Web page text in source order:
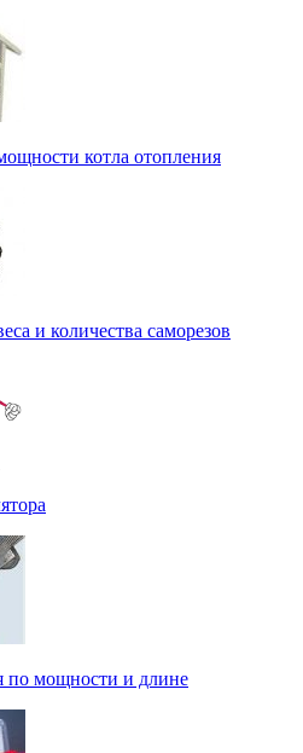
котла отопления
и количества саморезов
по мощности и длине